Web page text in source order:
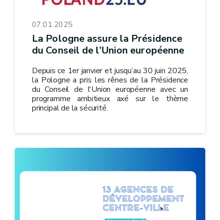
07.01.2025
La Pologne assure la Présidence
du Conseil de l’Union européenne
Depuis ce 1er janvier et jusqu’au 30 juin 2025,
la Pologne a pris les rênes de la Présidence
du Conseil de l'Union européenne avec un
programme ambitieux axé sur le thème
principal de la sécurité.